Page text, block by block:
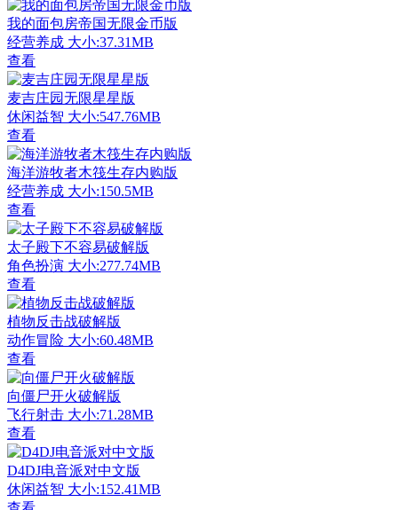
我的面包房帝国无限金币版
经营养成 大小:37.31MB
查看
麦吉庄园无限星星版
休闲益智 大小:547.76MB
查看
海洋游牧者木筏生存内购版
经营养成 大小:150.5MB
查看
太子殿下不容易破解版
角色扮演 大小:277.74MB
查看
植物反击战破解版
动作冒险 大小:60.48MB
查看
向僵尸开火破解版
飞行射击 大小:71.28MB
查看
D4DJ电音派对中文版
休闲益智 大小:152.41MB